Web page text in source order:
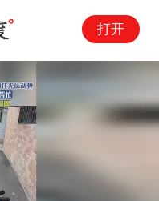
打开